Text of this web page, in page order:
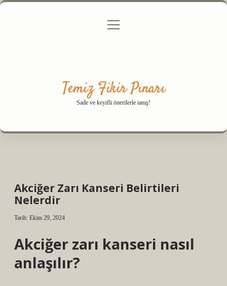
Gizlilik Politikası
menüyü
Temiz Fikir Pınarı
Sade ve keyifli önerilerle tanış!
Akciğer Zarı Kanseri Belirtileri
Nelerdir
Tarih: Ekim 29, 2024
Akciğer zarı kanseri nasıl
anlaşılır?